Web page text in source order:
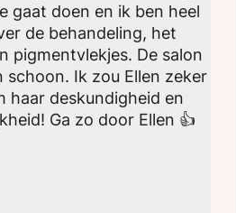
gaat doen en ik ben heel
de behandeling, het
pigmentvlekjes. De salon
schoon. Ik zou Ellen zeker
haar deskundigheid en
Ga zo door Ellen 👍